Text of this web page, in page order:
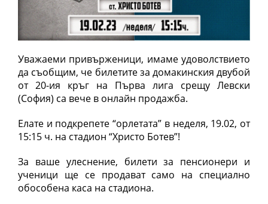
Уважаеми привърженици, имаме удоволствието
да съобщим, че билетите за домакинския двубой
от 20-ия кръг на Първа лига срещу Левски
(София) са вече в онлайн продажба.
Елате и подкрепете “орлетата” в неделя, 19.02, от
15:15 ч. на стадион “Христо Ботев”!
За ваше улеснение, билети за пенсионери и
ученици ще се продават само на специално
обособена каса на стадиона.